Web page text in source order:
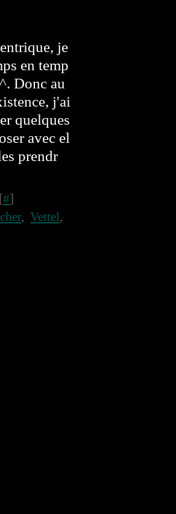
je
en temp
Donc au
j'ai
quelques
avec el
prendr
#]
, Vettel,